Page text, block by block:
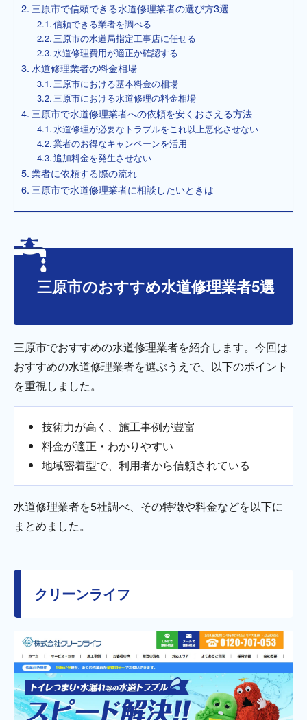
三原市で信頼できる水道修理業者の選び方3選
信頼できる業者を調べる
三原市の水道局指定工事店に任せる
水道修理費用が適正か確認する
水道修理業者の料金相場
三原市における基本料金の相場
三原市における水道修理の料金相場
三原市で水道修理業者への依頼を安くおさえる方法
水道修理が必要なトラブルをこれ以上悪化させない
業者のお得なキャンペーンを活用
追加料金を発生させない
業者に依頼する際の流れ
三原市で水道修理業者に相談したいときは
三原市のおすすめ水道修理業者5選
三原市でおすすめの水道修理業者を紹介します。今回は
おすすめの水道修理業者を選ぶうえで、以下のポイント
を重視しました。
技術力が高く、施工事例が豊富
料金が適正・わかりやすい
地域密着型で、利用者から信頼されている
水道修理業者を5社調べ、その特徴や料金などを以下に
まとめました。
クリーンライフ